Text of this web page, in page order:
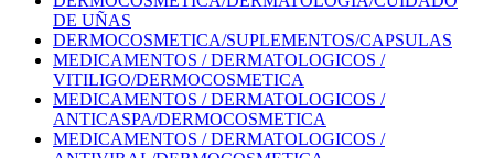
DE UÑAS
DERMOCOSMETICA/SUPLEMENTOS/CAPSULAS
MEDICAMENTOS / DERMATOLOGICOS /
VITILIGO/DERMOCOSMETICA
MEDICAMENTOS / DERMATOLOGICOS /
ANTICASPA/DERMOCOSMETICA
MEDICAMENTOS / DERMATOLOGICOS /